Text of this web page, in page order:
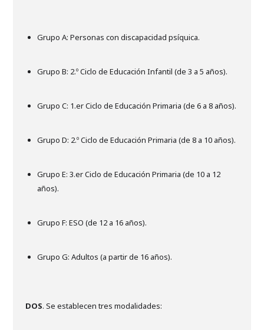
Grupo A: Personas con discapacidad psíquica.
Grupo B: 2.º Ciclo de Educación Infantil (de 3 a 5 años).
Grupo C: 1.er Ciclo de Educación Primaria (de 6 a 8 años).
Grupo D: 2.º Ciclo de Educación Primaria (de 8 a 10 años).
Grupo E: 3.er Ciclo de Educación Primaria (de 10 a 12
años).
Grupo F: ESO (de 12 a 16 años).
Grupo G: Adultos (a partir de 16 años).
DOS. Se establecen tres modalidades: